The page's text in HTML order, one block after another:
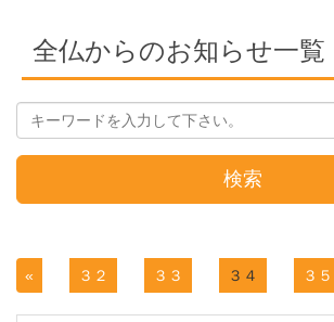
全仏からのお知らせ一覧
検索
« ３２ ３３ ３４ ３５